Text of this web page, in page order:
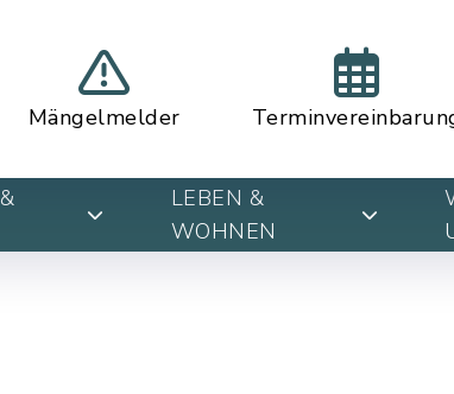
Mängelmelder
LEBEN &
WOHNEN